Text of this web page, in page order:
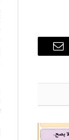
البريد